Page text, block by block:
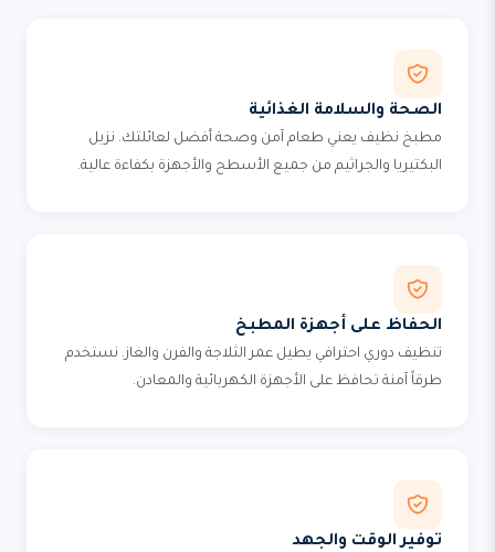
الصحة والسلامة الغذائية
مطبخ نظيف يعني طعام آمن وصحة أفضل لعائلتك. نزيل
البكتيريا والجراثيم من جميع الأسطح والأجهزة بكفاءة عالية.
الحفاظ على أجهزة المطبخ
تنظيف دوري احترافي يطيل عمر الثلاجة والفرن والغاز. نستخدم
طرقاً آمنة تحافظ على الأجهزة الكهربائية والمعادن.
توفير الوقت والجهد